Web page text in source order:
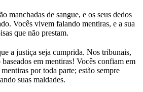
manchadas de sangue, e os seus dedos
Vocês vivem falando mentiras, e a sua
que não prestam.
a justiça seja cumprida. Nos tribunais,
em mentiras! Vocês confiam em
por toda parte; estão sempre
suas maldades.